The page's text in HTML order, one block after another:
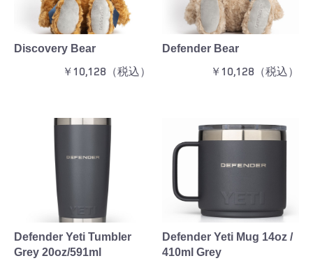
Discovery Bear
￥10,128（税込）
Defender Bear
￥10,128（税込）
Defender Yeti Tumbler
Grey 20oz/591ml
Defender Yeti Mug 14oz /
410ml Grey